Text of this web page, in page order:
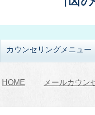
カウンセリングメニュー
HOME メールカウン